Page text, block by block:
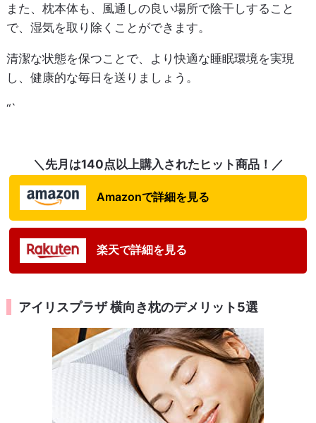
また、枕本体も、風通しの良い場所で陰干しすること
で、湿気を取り除くことができます。
清潔な状態を保つことで、より快適な睡眠環境を実現
し、健康的な毎日を送りましょう。
“`
＼先月は140点以上購入されたヒット商品！／
Amazonで詳細を見る
楽天で詳細を見る
アイリスプラザ 横向き枕のデメリット5選